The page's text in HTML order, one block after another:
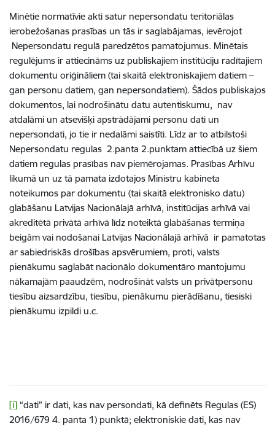
Minētie normatīvie akti satur nepersondatu teritoriālas
ierobežošanas prasības un tās ir saglabājamas, ievērojot
Nepersondatu regulā paredzētos pamatojumus. Minētais
regulējums ir attiecināms uz publiskajiem institūciju radītajiem
dokumentu oriģināliem (tai skaitā elektroniskajiem datiem –
gan personu datiem, gan nepersondatiem). Šādos publiskajos
dokumentos, lai nodrošinātu datu autentiskumu, nav
atdalāmi un atsevišķi apstrādājami personu dati un
nepersondati, jo tie ir nedalāmi saistīti. Līdz ar to atbilstoši
Nepersondatu regulas 2.panta 2.punktam attiecībā uz šiem
datiem regulas prasības nav piemērojamas. Prasības Arhīvu
likumā un uz tā pamata izdotajos Ministru kabineta
noteikumos par dokumentu (tai skaitā elektronisko datu)
glabāšanu Latvijas Nacionālajā arhīvā, institūcijas arhīvā vai
akreditētā privātā arhīvā līdz noteiktā glabāšanas termiņa
beigām vai nodošanai Latvijas Nacionālajā arhīvā ir pamatotas
ar sabiedriskās drošības apsvērumiem, proti, valsts
pienākumu saglabāt nacionālo dokumentāro mantojumu
nākamajām paaudzēm, nodrošināt valsts un privātpersonu
tiesību aizsardzību, tiesību, pienākumu pierādīšanu, tiesiski
pienākumu izpildi u.c.
[i] “dati” ir dati, kas nav persondati, kā definēts Regulas (ES)
2016/679 4. panta 1) punktā; elektroniskie dati, kas nav